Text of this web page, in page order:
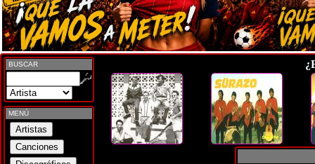
BUSCAR
MENÚ